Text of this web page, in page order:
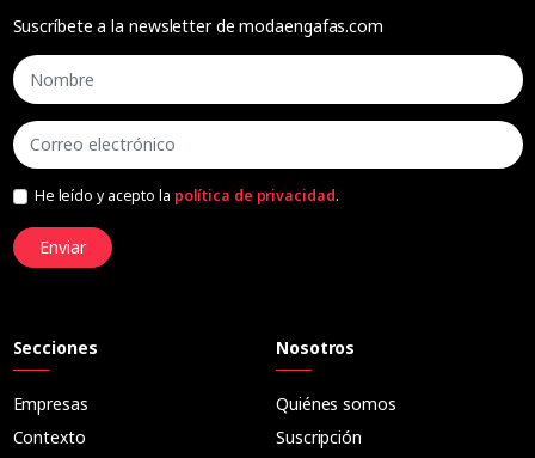
Suscríbete a la newsletter de modaengafas.com
He leído y acepto la política de privacidad.
Enviar
Secciones
Empresas
Contexto
Nosotros
Quiénes somos
Suscripción